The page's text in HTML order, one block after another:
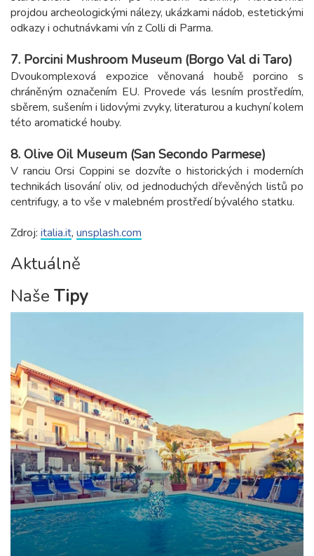
projdou archeologickými nálezy, ukázkami nádob, estetickými
odkazy i ochutnávkami vín z Colli di Parma.
7. Porcini Mushroom Museum (Borgo Val di Taro)
Dvoukomplexová expozice věnovaná houbě porcino s
chráněným označením EU. Provede vás lesním prostředím,
sběrem, sušením i lidovými zvyky, literaturou a kuchyní kolem
této aromatické houby.
8. Olive Oil Museum (San Secondo Parmese)
V ranciu Orsi Coppini se dozvíte o historických i moderních
technikách lisování oliv, od jednoduchých dřevěných listů po
centrifugy, a to vše v malebném prostředí bývalého statku.
Zdroj: italia.it, unsplash.com
Aktuálně
Naše Tipy